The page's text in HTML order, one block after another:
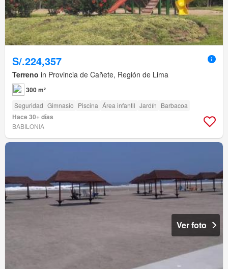
S/.224,357
Terreno in Provincia de Cañete, Región de Lima
300 m²
Seguridad Gimnasio Piscina Área infantil Jardín Barbacoa
Hace 30+ días
BABILONIA
Ver foto